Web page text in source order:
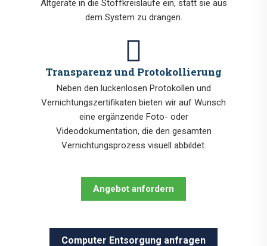
Altgeräte in die Stoffkreisläufe ein, statt sie aus
dem System zu drängen.
Transparenz und Protokollierung
Neben den lückenlosen Protokollen und
Vernichtungszertifikaten bieten wir auf Wunsch
eine ergänzende Foto- oder
Videodokumentation, die den gesamten
Vernichtungsprozess visuell abbildet.
Angebot anfordern
Computer Entsorgung anfragen